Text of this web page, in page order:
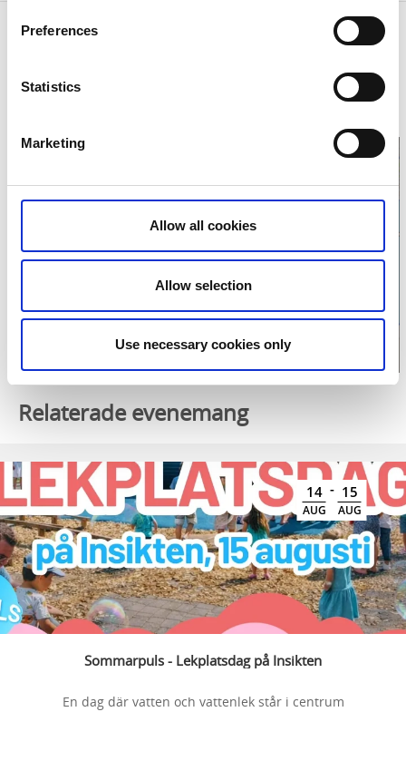
Preferences
Statistics
Marketing
Allow all cookies
Allow selection
Use necessary cookies only
Kontaktinformation
Telefon:00520 495000
Klicka för karta och
öppettider
Relaterade evenemang
14
AUG
- 15
AUG
Sommarpuls - Lekplatsdag på Insikten
En dag där vatten och vattenlek står i centrum